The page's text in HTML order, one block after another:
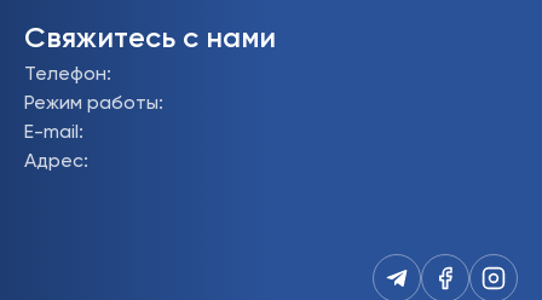
Свяжитесь с нами
Телефон:
Режим работы:
E-mail :
Адрес: